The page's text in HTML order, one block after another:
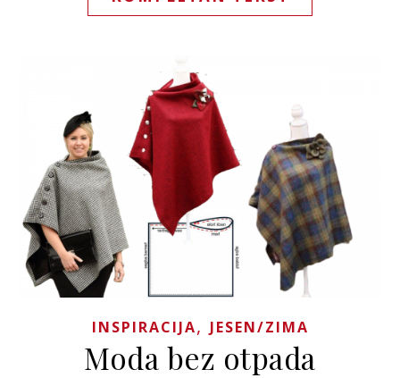
INSPIRACIJA, JESEN/ZIMA
Moda bez otpada